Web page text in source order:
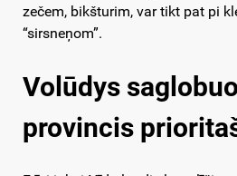
zečem, bikšturim, var tikt pat pi
“sirsneņom”.
Volūdys
provincis